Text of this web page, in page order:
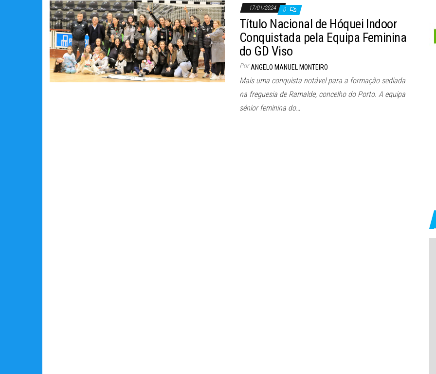
17/01/2024 0
Título Nacional de Hóquei Indoor
Conquistada pela Equipa Feminina
do GD Viso
Por ANGELO MANUEL MONTEIRO
Mais uma conquista notável para a formação sediada
na freguesia de Ramalde, concelho do Porto. A equipa
sénior feminina do…